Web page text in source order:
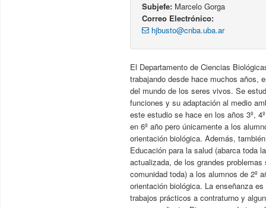
Subjefe: Marcelo Gorga
Correo Electrónico:
hjbusto@cnba.uba.ar
El Departamento de Ciencias
trabajando desde hace muchos años,
del mundo de los seres vivos. Se
funciones y su adaptación al medio
este estudio se hace en los años 3º,
en 6º año pero únicamente a los
orientación biológica. Además,
Educación para la salud (abarca toda
actualizada, de los grandes problemas
comunidad toda) a los alumnos de 2º
orientación biológica. La enseñanza
trabajos prácticos a contraturno y